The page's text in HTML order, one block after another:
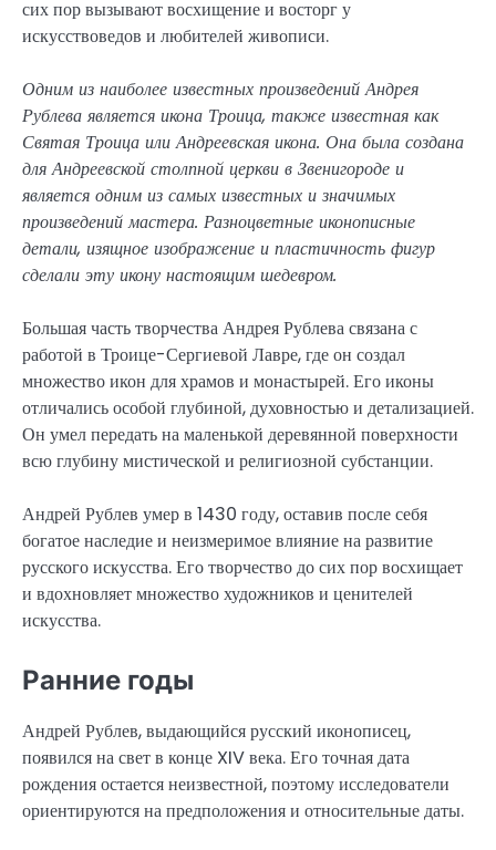
сих пор вызывают восхищение и восторг у
искусствоведов и любителей живописи.
Одним из наиболее известных произведений Андрея
Рублева является икона Троица, также известная как
Святая Троица или Андреевская икона. Она была создана
для Андреевской столпной церкви в Звенигороде и
является одним из самых известных и значимых
произведений мастера. Разноцветные иконописные
детали, изящное изображение и пластичность фигур
сделали эту икону настоящим шедевром.
Большая часть творчества Андрея Рублева связана с
работой в Троице-Сергиевой Лавре, где он создал
множество икон для храмов и монастырей. Его иконы
отличались особой глубиной, духовностью и детализацией.
Он умел передать на маленькой деревянной поверхности
всю глубину мистической и религиозной субстанции.
Андрей Рублев умер в 1430 году, оставив после себя
богатое наследие и неизмеримое влияние на развитие
русского искусства. Его творчество до сих пор восхищает
и вдохновляет множество художников и ценителей
искусства.
Ранние годы
Андрей Рублев, выдающийся русский иконописец,
появился на свет в конце XIV века. Его точная дата
рождения остается неизвестной, поэтому исследователи
ориентируются на предположения и относительные даты.